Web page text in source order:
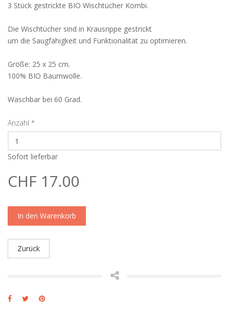
3 Stück gestrickte BIO Wischtücher Kombi.
Die Wischtücher sind in Krausrippe gestrickt
um die Saugfähigkeit und Funktionalität zu optimieren.
Größe: 25 x 25 cm.
100% BIO Baumwolle.
Waschbar bei 60 Grad.
Anzahl *
Sofort lieferbar
CHF 17.00
In den Warenkorb
Zurück